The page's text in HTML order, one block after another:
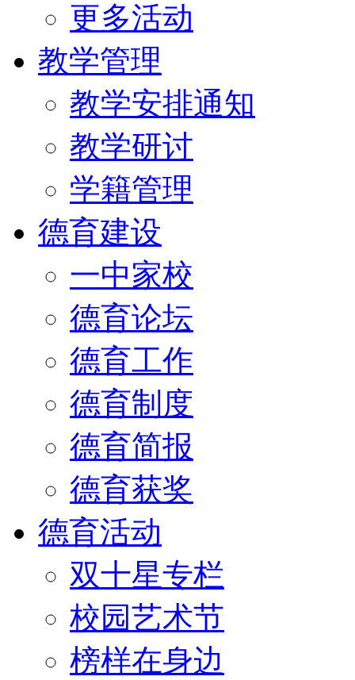
更多活动
教学管理
教学安排通知
教学研讨
学籍管理
德育建设
一中家校
德育论坛
德育工作
德育制度
德育简报
德育获奖
德育活动
双十星专栏
校园艺术节
榜样在身边